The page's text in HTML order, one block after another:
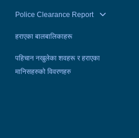
Police Clearance Report
हराएका बालबालिकाहरू
पहिचान नखुलेका शवहरू र हराएका
मानिसहरुको विवरणहरु